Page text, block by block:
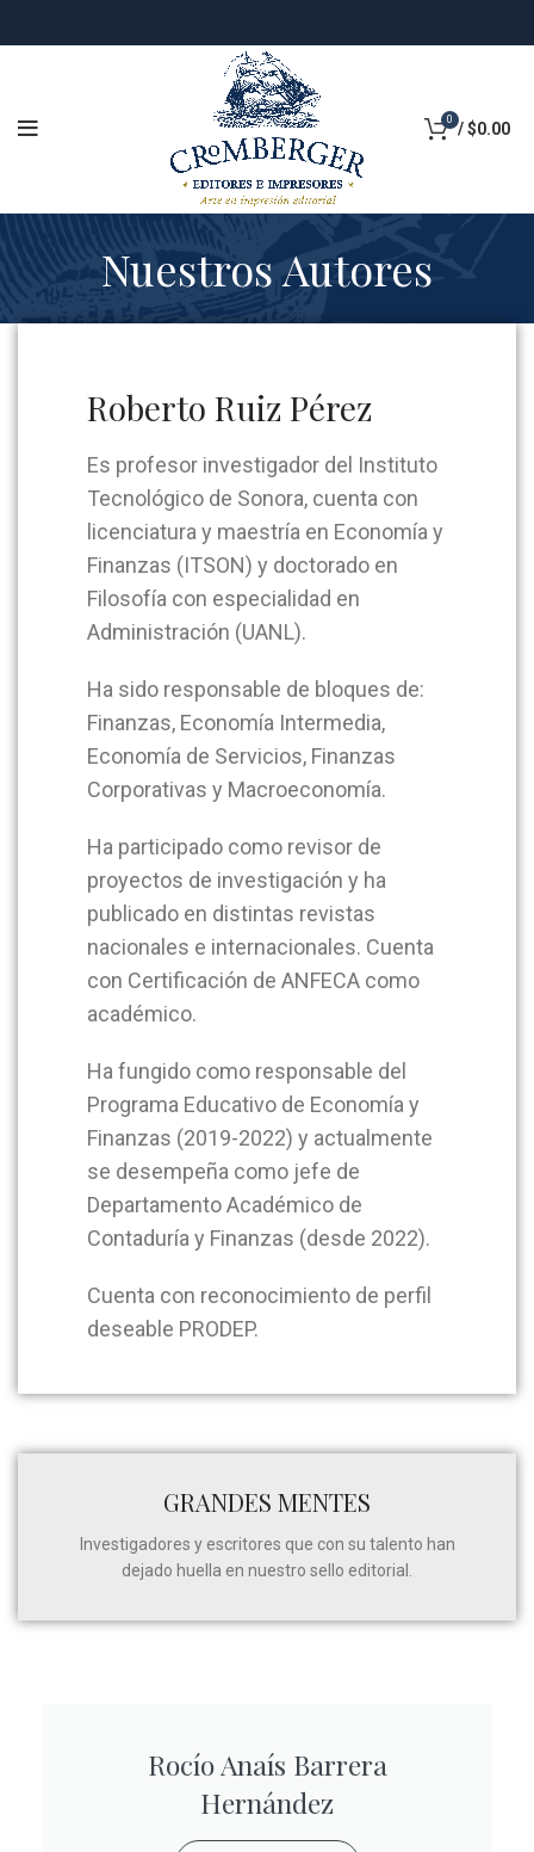
0 /$0.00
Nuestros Autores
Roberto Ruiz Pérez
Es profesor investigador del Instituto
Tecnológico de Sonora, cuenta con
licenciatura y maestría en Economía y
Finanzas (ITSON) y doctorado en
Filosofía con especialidad en
Administración (UANL).
Ha sido responsable de bloques de:
Finanzas, Economía Intermedia,
Economía de Servicios, Finanzas
Corporativas y Macroeconomía.
Ha participado como revisor de
proyectos de investigación y ha
publicado en distintas revistas
nacionales e internacionales. Cuenta
con Certificación de ANFECA como
académico.
Ha fungido como responsable del
Programa Educativo de Economía y
Finanzas (2019-2022) y actualmente
se desempeña como jefe de
Departamento Académico de
Contaduría y Finanzas (desde 2022).
Cuenta con reconocimiento de perfil
deseable PRODEP.
GRANDES MENTES
Investigadores y escritores que con su talento han
dejado huella en nuestro sello editorial.
Rocío Anaís Barrera
Hernández